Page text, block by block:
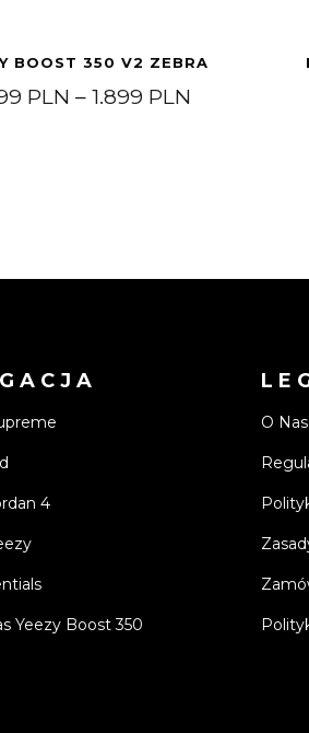
BOOST 350 V2 ZEBRA
PLN – 1.899 PLN Zakres
4
Yeezy Boost 350
O Nas